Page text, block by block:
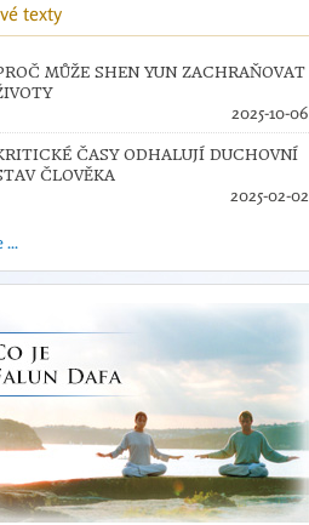
texty
MŮŽE SHEN YUN ZACHRAŇOVAT
2025-10-06
ČASY ODHALUJÍ DUCHOVNÍ
ČLOVĚKA
2025-02-02
...